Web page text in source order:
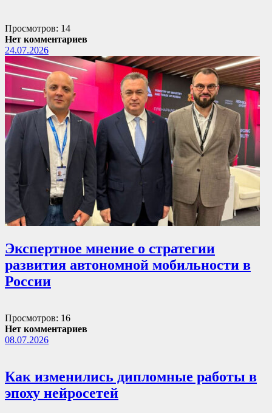
Просмотров: 14
Нет комментариев
24.07.2026
Экспертное мнение о стратегии
развития автономной мобильности в
России
Просмотров: 16
Нет комментариев
08.07.2026
Как изменились дипломные работы в
эпоху нейросетей